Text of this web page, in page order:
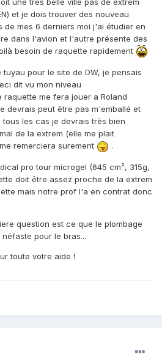
une très belle ville pas de extrem
et je dois trouver des nouveau
de mes 6 derniers moi j'ai étudier en
dans l'avion et l'autre présente des
besoin de raquette rapidement
pour le site de DW, je pensais
dit vu mon niveau
raquette me fera jouer a Roland
devrais peut être pas m'emballé et
les cas je devrais très bien
de la extrem (elle me plait
remerciera surement
.
pro tour microgel (645 cm², 315g,
doit être assez proche de la extrem
mais notre prof l'a en contrat donc
question est ce que le plombage
pour le bras...
toute votre aide !